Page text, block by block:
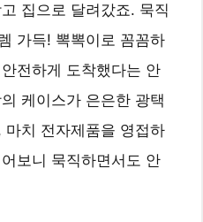
집으로 달려갔죠. 묵직
가득! 뽁뽁이로 꼼꼼하
전하게 도착했다는 안
케이스가 은은한 광택
치 전자제품을 영접하
보니 묵직하면서도 안